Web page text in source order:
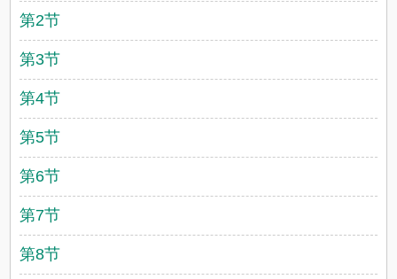
第2节
第3节
第4节
第5节
第6节
第7节
第8节